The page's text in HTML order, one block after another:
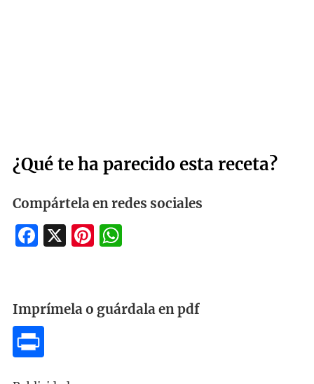
¿Qué te ha parecido esta receta?
Compártela en redes sociales
Facebook
X Pinterest
WhatsApp
Imprímela o guárdala en pdf